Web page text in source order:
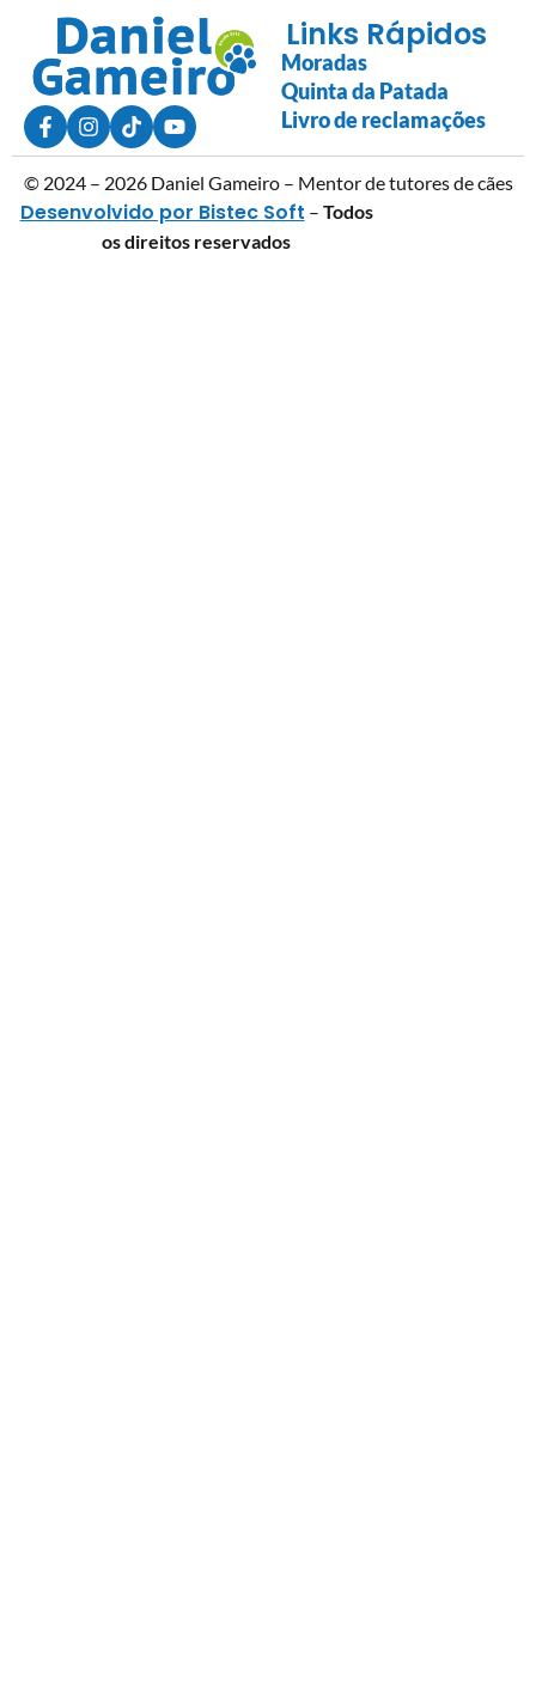
Links Rápidos
Moradas
Quinta da Patada
Livro de reclamações
© 2024 – 2026 Daniel Gameiro – Mentor de tutores de cães
Desenvolvido por Bistec Soft – Todos
os direitos reservados